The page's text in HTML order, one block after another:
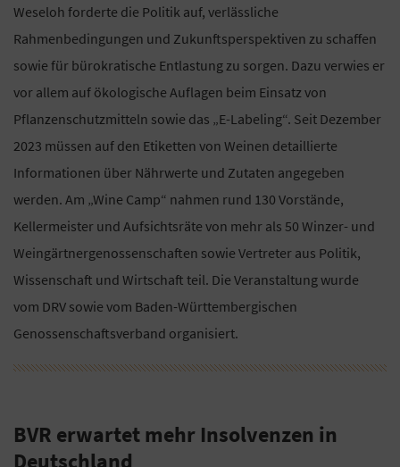
Weseloh forderte die Politik auf, verlässliche
Rahmenbedingungen und Zukunftsperspektiven zu schaffen
sowie für bürokratische Entlastung zu sorgen. Dazu verwies er
vor allem auf ökologische Auflagen beim Einsatz von
Pflanzenschutzmitteln sowie das „E-Labeling“. Seit Dezember
2023 müssen auf den Etiketten von Weinen detaillierte
Informationen über Nährwerte und Zutaten angegeben
werden. Am „Wine Camp“ nahmen rund 130 Vorstände,
Kellermeister und Aufsichtsräte von mehr als 50 Winzer- und
Weingärtnergenossenschaften sowie Vertreter aus Politik,
Wissenschaft und Wirtschaft teil. Die Veranstaltung wurde
vom DRV sowie vom Baden-Württembergischen
Genossenschaftsverband organisiert.
BVR erwartet mehr Insolvenzen in